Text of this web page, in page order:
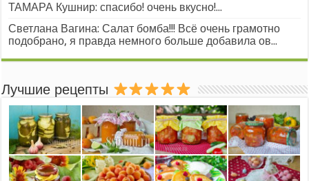
ТАМАРА Кушнир: спасибо! очень вкусно!...
Светлана Вагина: Салат бомба!!! Всё очень грамотно
подобрано, я правда немного больше добавила ов...
Лучшие рецепты